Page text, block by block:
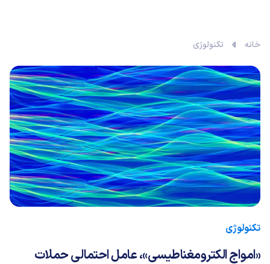
خانه تکنولوژی
تکنولوژی
«امواج الکترومغناطیسی»، عامل احتمالی حملات